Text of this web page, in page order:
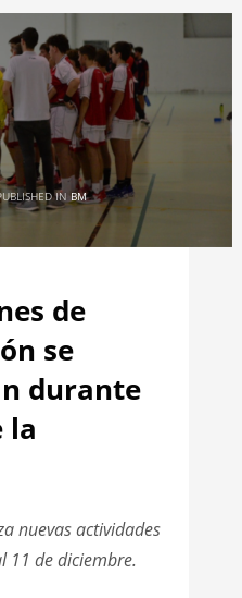
INBM
de
se
durante
la
nuevas actividades
11 de diciembre.